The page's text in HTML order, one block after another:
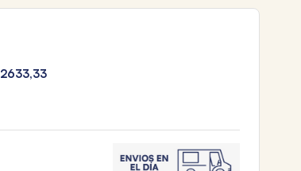
2633,33